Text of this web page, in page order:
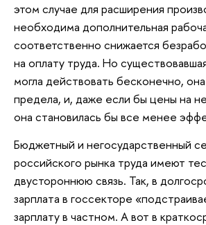
этом случае для расширения
необходима дополнительная
соответственно снижается
на оплату труда. Но
могла действовать бесконечно,
предела, и, даже если бы цены на
она становилась бы все менее
Бюджетный и негосударственный
российского рынка труда имеют
двустороннюю связь. Так, в
зарплата в госсекторе
зарплату в частном. А вот в